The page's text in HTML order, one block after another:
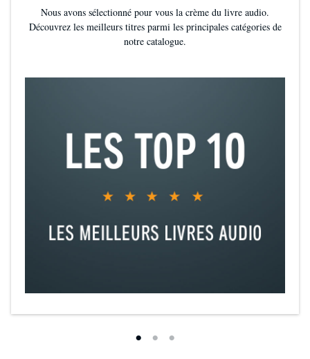
Nous avons sélectionné pour vous la crème du livre audio.
Découvrez les meilleurs titres parmi les principales catégories de
notre catalogue.